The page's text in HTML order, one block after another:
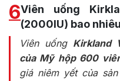
6Viên uống
(2000IU) bao
Viên uống Kirkland
của Mỹ hộp 600
giá niêm yết của